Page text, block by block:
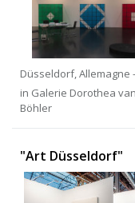
Düsseldorf, Allemagne
in Galerie Dorothea
Böhler
"Art Düsseldorf"